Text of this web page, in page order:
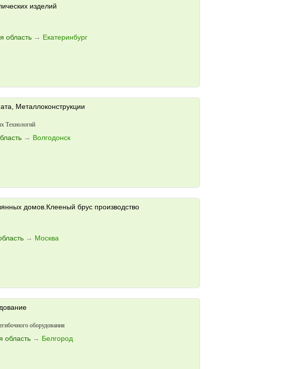
изделий
область → Екатеринбург
Металлоконструкции
Технологий
→ Волгодонск
домов.Клееный брус производство
→ Москва
оборудования
область → Белгород